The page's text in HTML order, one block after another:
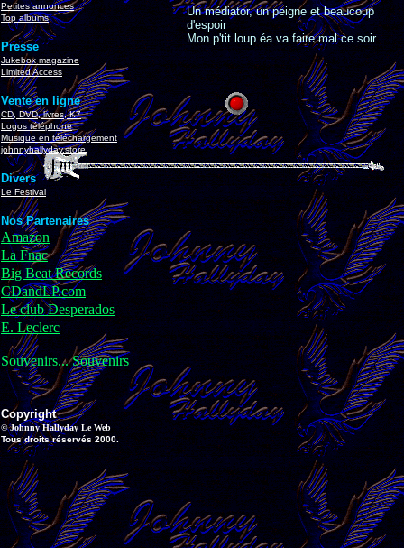
Petites annonces
Top albums
Presse
Jukebox magazine
Limited Access
Vente en ligne
CD, DVD, livres, K7
Logos téléphone
Musique en téléchargement
johnnyhallyday.store
Divers
Le Festival
Nos Partenaires
Amazon
La Fnac
Big Beat Records
CDandLP.com
Le club Desperados
E. Leclerc
Souvenirs... Souvenirs
Copyright
© Johnny Hallyday Le Web
Tous droits réservés 2000.
Un médiator, un peigne et beaucoup
d'espoir
Mon p'tit loup éa va faire mal ce soir